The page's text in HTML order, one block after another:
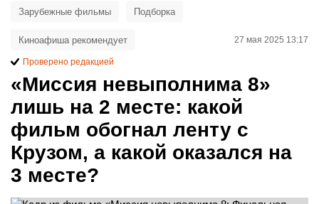
«Миссия невыполнима 8»
лишь на 2 месте: какой
фильм обогнал ленту с
Крузом, а какой оказался на
3 месте?
Зарубежные фильмы Подборка
Киноафиша рекомендует 27 мая 2025 13:17
Проверено редакцией